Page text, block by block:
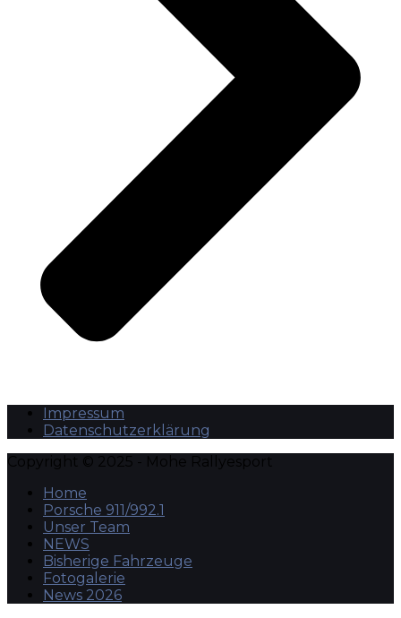
Impressum
Datenschutzerklärung
Copyright © 2025 - Mohe Rallyesport
Home
Porsche 911/992.1
Unser Team
NEWS
Bisherige Fahrzeuge
Fotogalerie
News 2026